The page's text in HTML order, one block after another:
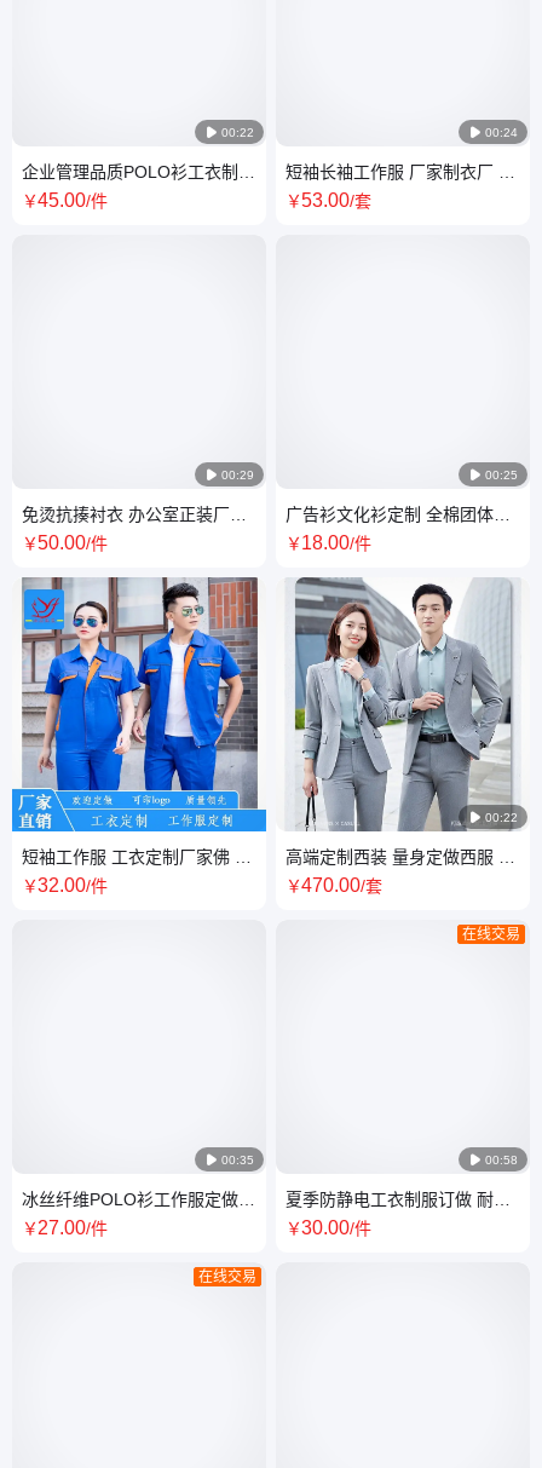
 00:22
企业管理品质POLO衫工衣制服
定做 办公室职员工作服批发
￥45.00/件
 00:29
免烫抗揍衬衣 办公室正装厂服
工衣-衬衫定做工作服免费寄样
￥50.00/件
短袖工作服 工衣定制厂家佛 山
售后装安装服 支持打样
￥32.00/件
 00:35
冰丝纤维POLO衫工作服定做
奶茶餐饮工衣厂服
￥27.00/件
在线交易
 00:24
短袖长袖工作服 厂家制衣厂 定
制耐磨工厂 车间纯面料量身定
￥53.00/套
 00:25
广告衫文化衫定制 全棉团体工
衣制服订做 活动T恤
￥18.00/件
 00:22
高端定制西装 量身定做西服 男
女制服 量体立体裁剪工作服
￥470.00/套
 00:58
在线交易
夏季防静电工衣制服订做 耐磨
劳保服工作服定制加油站
￥30.00/件